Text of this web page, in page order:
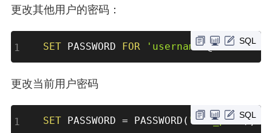
更改其他用户的密码：
SQL
SET PASSWORD FOR 'username' @'host' =
更改当前用户密码
SQL
SET PASSWORD = PASSWORD ( "new_pwd");